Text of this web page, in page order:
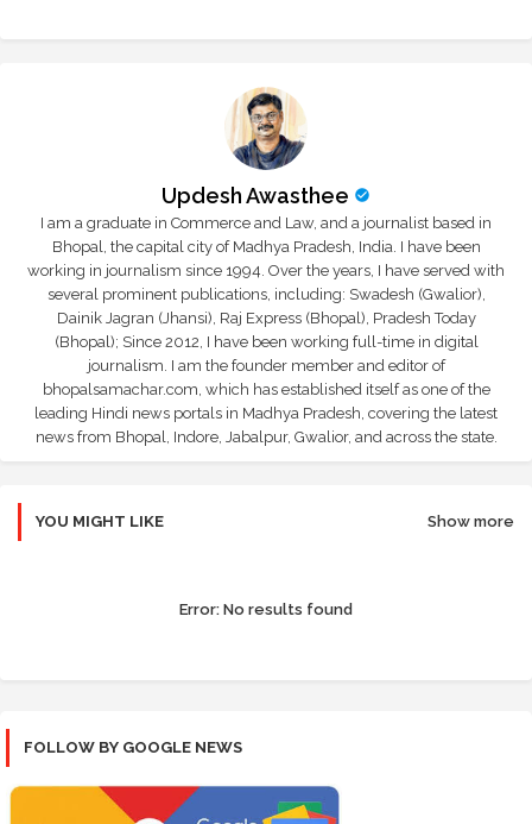
Updesh Awasthee
I am a graduate in Commerce and Law, and a journalist based in
Bhopal, the capital city of Madhya Pradesh, India. I have been
working in journalism since 1994. Over the years, I have served with
several prominent publications, including: Swadesh (Gwalior),
Dainik Jagran (Jhansi), Raj Express (Bhopal), Pradesh Today
(Bhopal); Since 2012, I have been working full-time in digital
journalism. I am the founder member and editor of
bhopalsamachar.com, which has established itself as one of the
leading Hindi news portals in Madhya Pradesh, covering the latest
news from Bhopal, Indore, Jabalpur, Gwalior, and across the state.
YOU MIGHT LIKE Show more
Error: No results found
FOLLOW BY GOOGLE NEWS